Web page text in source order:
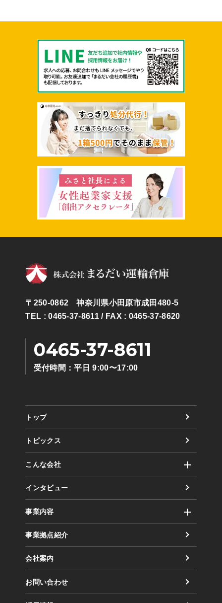
〒250-0862 神奈川県小田原市成田480-5
TEL : 0465-37-8611/ FAX : 0465-37-8620
0465-37-8611
受付時間：平日 9:00〜17:00
トップ
トピックス
こんな会社
取り組み（方針）
数字で見るまるだい
インタビュー
事業内容
運輸事業
業務委託事業
事業拠点紹介
会社案内
お問い合わせ